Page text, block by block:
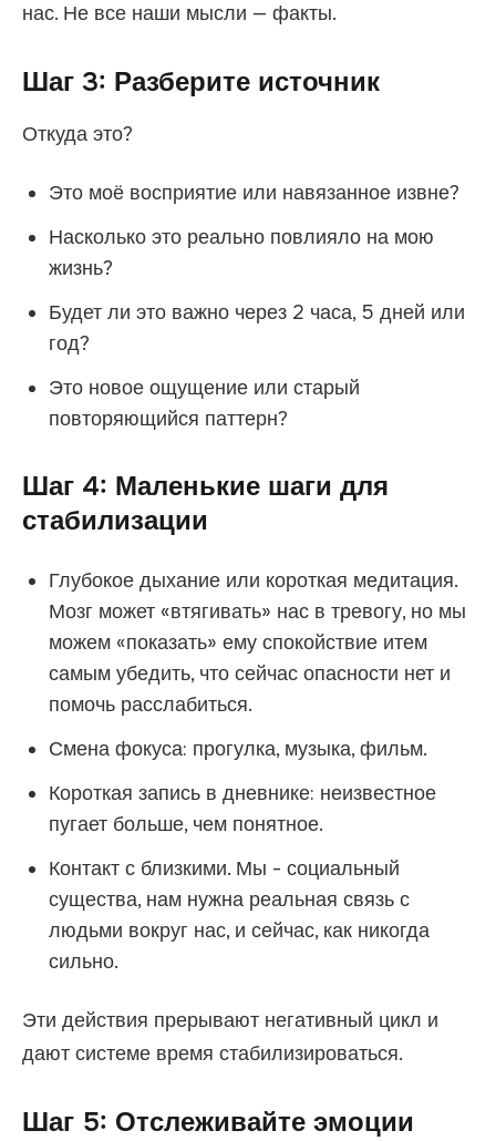
нас. Не все наши мысли — факты.
Шаг 3: Разберите источник
Откуда это?
Это моё восприятие или навязанное извне?
Насколько это реально повлияло на мою
жизнь?
Будет ли это важно через 2 часа, 5 дней или
год?
Это новое ощущение или старый
повторяющийся паттерн?
Шаг 4: Маленькие шаги для
стабилизации
Глубокое дыхание или короткая медитация.
Мозг может «втягивать» нас в тревогу, но мы
можем «показать» ему спокойствие итем
самым убедить, что сейчас опасности нет и
помочь расслабиться.
Смена фокуса: прогулка, музыка, фильм.
Короткая запись в дневнике: неизвестное
пугает больше, чем понятное.
Контакт с близкими. Мы - социальный
существа, нам нужна реальная связь с
людьми вокруг нас, и сейчас, как никогда
сильно.
Эти действия прерывают негативный цикл и
дают системе время стабилизироваться.
Шаг 5: Отслеживайте эмоции